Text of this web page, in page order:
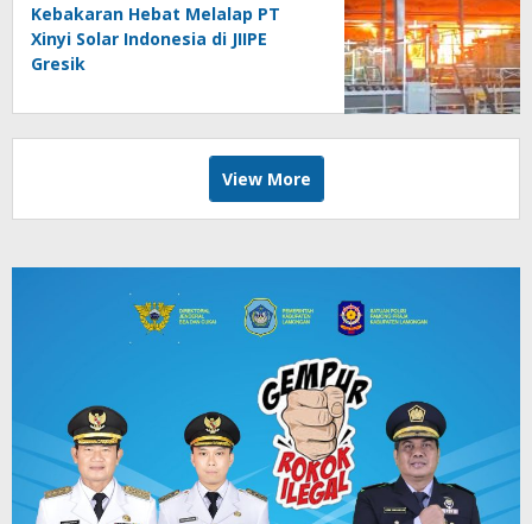
Kebakaran Hebat Melalap PT
Xinyi Solar Indonesia di JIIPE
Gresik
View More